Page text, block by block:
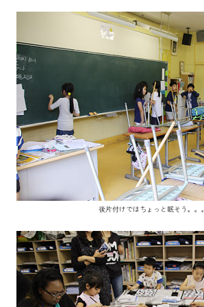
後片付けではちょっと眠そう。。。